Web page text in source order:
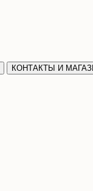
КОНТАКТЫ И